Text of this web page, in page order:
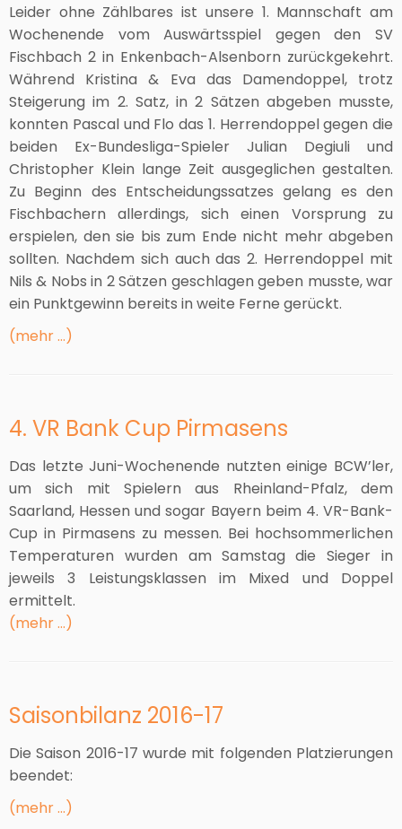
Leider ohne Zählbares ist unsere 1. Mannschaft am
Wochenende vom Auswärtsspiel gegen den SV
Fischbach 2 in Enkenbach-Alsenborn zurückgekehrt.
Während Kristina & Eva das Damendoppel, trotz
Steigerung im 2. Satz, in 2 Sätzen abgeben musste,
konnten Pascal und Flo das 1. Herrendoppel gegen die
beiden Ex-Bundesliga-Spieler Julian Degiuli und
Christopher Klein lange Zeit ausgeglichen gestalten.
Zu Beginn des Entscheidungssatzes gelang es den
Fischbachern allerdings, sich einen Vorsprung zu
erspielen, den sie bis zum Ende nicht mehr abgeben
sollten. Nachdem sich auch das 2. Herrendoppel mit
Nils & Nobs in 2 Sätzen geschlagen geben musste, war
ein Punktgewinn bereits in weite Ferne gerückt.
(mehr …)
4. VR Bank Cup Pirmasens
Das letzte Juni-Wochenende nutzten einige BCW’ler,
um sich mit Spielern aus Rheinland-Pfalz, dem
Saarland, Hessen und sogar Bayern beim 4. VR-Bank-
Cup in Pirmasens zu messen. Bei hochsommerlichen
Temperaturen wurden am Samstag die Sieger in
jeweils 3 Leistungsklassen im Mixed und Doppel
ermittelt.
(mehr …)
Saisonbilanz 2016-17
Die Saison 2016-17 wurde mit folgenden Platzierungen
beendet:
(mehr …)